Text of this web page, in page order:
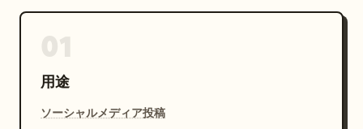
用途
ソーシャルメディア投稿